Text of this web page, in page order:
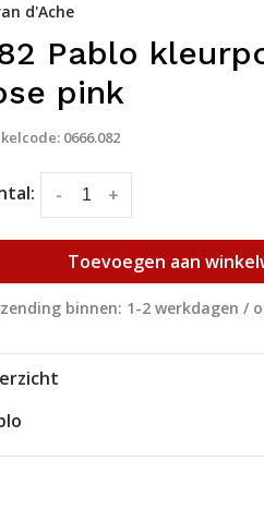
d'Ache
Pablo
pink
0666.082
+
-
Toevoegen aan
binnen: 1-2 werkdagen /